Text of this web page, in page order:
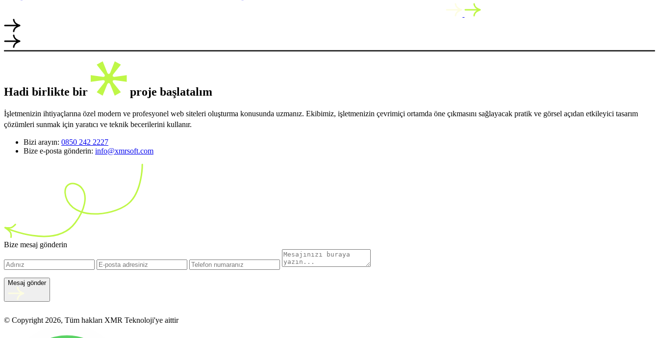
Hadi birlikte bir proje başlatalım
İşletmenizin ihtiyaçlarına özel modern ve profesyonel web siteleri oluşturma konusunda uzmanız. Ekibimiz, işletmenizin çevrimiçi ortamda öne çıkmasını sağlayacak pratik ve görsel açıdan etkileyici tasarım
çözümleri sunmak için yaratıcı ve teknik becerilerini kullanır.
Bizi arayın: 0850 242 2227
Bize e-posta gönderin: info@xmrsoft.com
Bize mesaj gönderin
Mesaj gönder
© Copyright 2026, Tüm hakları XMR Teknoloji'ye aittir